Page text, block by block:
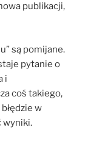
publikacji,
są pomijane.
pytanie o
i
coś takiego,
w
wyniki.